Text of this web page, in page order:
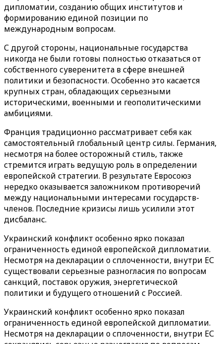
дипломатии, созданию общих институтов и
формированию единой позиции по
международным вопросам.
С другой стороны, национальные государства
никогда не были готовы полностью отказаться от
собственного суверенитета в сфере внешней
политики и безопасности. Особенно это касается
крупных стран, обладающих серьезными
историческими, военными и геополитическими
амбициями.
Франция традиционно рассматривает себя как
самостоятельный глобальный центр силы. Германия,
несмотря на более осторожный стиль, также
стремится играть ведущую роль в определении
европейской стратегии. В результате Евросоюз
нередко оказывается заложником противоречий
между национальными интересами государств-
членов. Последние кризисы лишь усилили этот
дисбаланс.
Украинский конфликт особенно ярко показал
ограниченность единой европейской дипломатии.
Несмотря на декларации о сплоченности, внутри ЕС
существовали серьезные разногласия по вопросам
санкций, поставок оружия, энергетической
политики и будущего отношений с Россией.
Украинский конфликт особенно ярко показал
ограниченность единой европейской дипломатии.
Несмотря на декларации о сплоченности, внутри ЕС